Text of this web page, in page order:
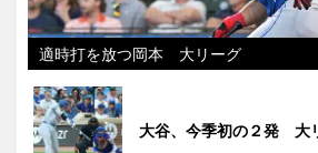
適時打を放つ岡本 大リーグ
大谷、今季初の２発 大